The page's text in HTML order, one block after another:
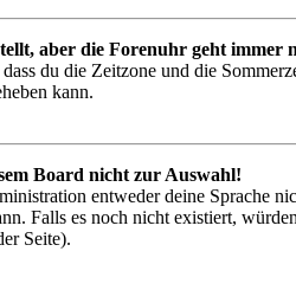
aber die Forenuhr geht immer
du die Zeitzone und die
kann.
Board nicht zur Auswahl!
entweder deine Sprache
Falls es noch nicht existiert,
Seite).